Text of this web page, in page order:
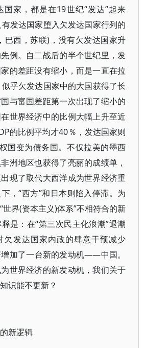
国家，都是在19世纪“发达”起来
发达国家堕入欠发达国家行列的
巴西，苏联)，没有欠发达国家升
例。自二战后的半个世纪里，发
的差距没有缩小，而是一直在拉
乎欠发达国家中的大国获得了长
与富国差距第一次出现了缩小的
世界经济中的比例大幅上升至近
的比例平均才40％，发达国家则
国变为债务国。不仅拉美的墨西
洲地区也获得了亮丽的成绩单，
现了取代大西洋成为世界经济重
，“西方”和日本则陷入停滞。为
界(资本主义)体系”不相符合的新
是：在“第三次民主化浪潮”退潮
欠发达国家内政的肆意干预减少
加了一台新的发动机——中国。
世界经济的新发动机，我们关于
识能不更新？
新逻辑